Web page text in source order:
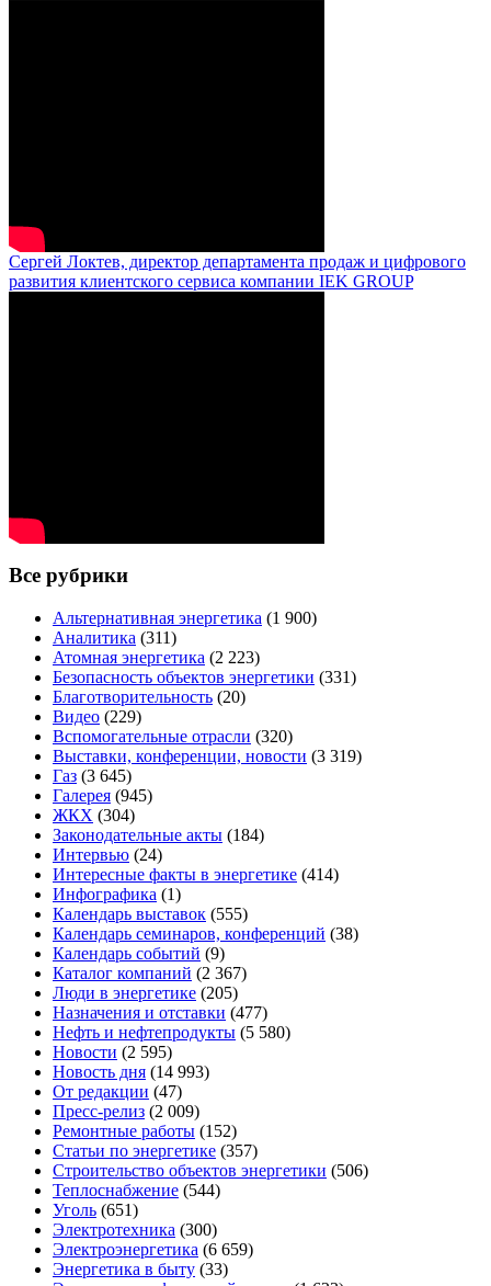
Сергей Локтев, директор департамента продаж и цифрового
развития клиентского сервиса компании IEK GROUP
Все рубрики
Альтернативная энергетика (1 900)
Аналитика (311)
Атомная энергетика (2 223)
Безопасность объектов энергетики (331)
Благотворительность (20)
Видео (229)
Вспомогательные отрасли (320)
Выставки, конференции, новости (3 319)
Газ (3 645)
Галерея (945)
ЖКХ (304)
Законодательные акты (184)
Интервью (24)
Интересные факты в энергетике (414)
Инфографика (1)
Календарь выставок (555)
Календарь семинаров, конференций (38)
Календарь событий (9)
Каталог компаний (2 367)
Люди в энергетике (205)
Назначения и отставки (477)
Нефть и нефтепродукты (5 580)
Новости (2 595)
Новость дня (14 993)
От редакции (47)
Пресс-релиз (2 009)
Ремонтные работы (152)
Статьи по энергетике (357)
Строительство объектов энергетики (506)
Теплоснабжение (544)
Уголь (651)
Электротехника (300)
Электроэнергетика (6 659)
Энергетика в быту (33)